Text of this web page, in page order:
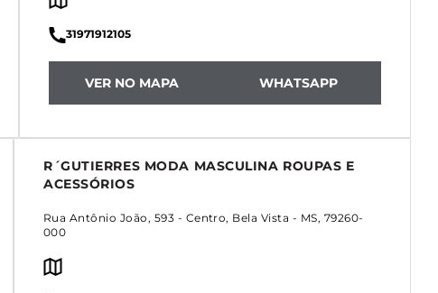
31971912105
VER NO MAPA WHATSAPP
R´GUTIERRES MODA MASCULINA ROUPAS E
ACESSÓRIOS
Rua Antônio João, 593 - Centro, Bela Vista - MS, 79260-
000